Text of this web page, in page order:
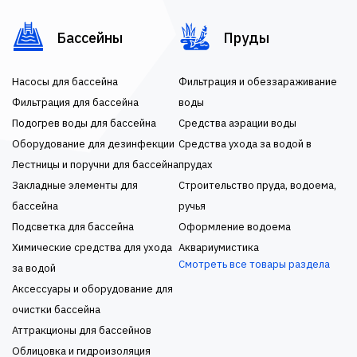
Бассейны
Насосы для бассейна
Фильтрация для бассейна
Подогрев воды для бассейна
Оборудование для дезинфекции
Лестницы и поручни для бассейна
Закладные элементы для
бассейна
Подсветка для бассейна
Химические средства для ухода
за водой
Аксессуары и оборудование для
очистки бассейна
Аттракционы для бассейнов
Облицовка и гидроизоляция
Пруды
Фильтрация и обеззараживание
воды
Средства аэрации воды
Средства ухода за водой в
прудах
Строительство пруда, водоема,
ручья
Оформление водоема
Аквариумистика
Смотреть все товары раздела